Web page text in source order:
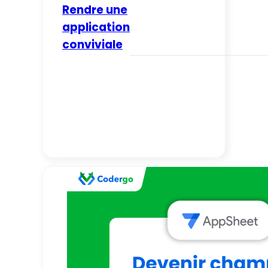
Rendre une
application
conviviale